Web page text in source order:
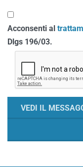
Acconsenti al
Dlgs 196/03.